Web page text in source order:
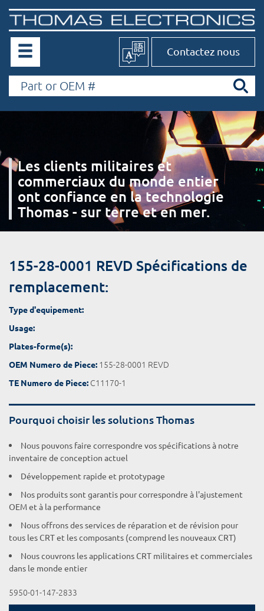
Contactez nous
Les clients militaires et
commerciaux du monde entier
ont confiance en la technologie
Thomas - sur terre et en mer.
155-28-0001 REVD Spécifications de
remplacement:
Type d'equipement:
Usage:
Plates-forme(s):
OEM Numero de Piece: 155-28-0001 REVD
TE Numero de Piece: C11170-1
Pourquoi choisir les solutions Thomas
Nous pouvons faire correspondre vos spécifications à notre
inventaire de conception actuel
Développement rapide et prototypage
Nos produits sont garantis pour correspondre à l'ajustement
OEM et à la performance
Nous offrons des services de réparation et de révision pour
tous les CRT et les composants (comprend les nouveaux CRT)
Nous couvrons les applications CRT militaires et commerciales
dans le monde entier
5950-01-147-2833